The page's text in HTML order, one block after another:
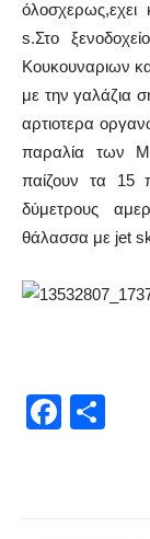
s.Στο
Κουκουναριων
με την γαλάζια
αρτιοτερα
παραλία των
παίζουν τα 15
δύμετρους
θάλασσα με jet